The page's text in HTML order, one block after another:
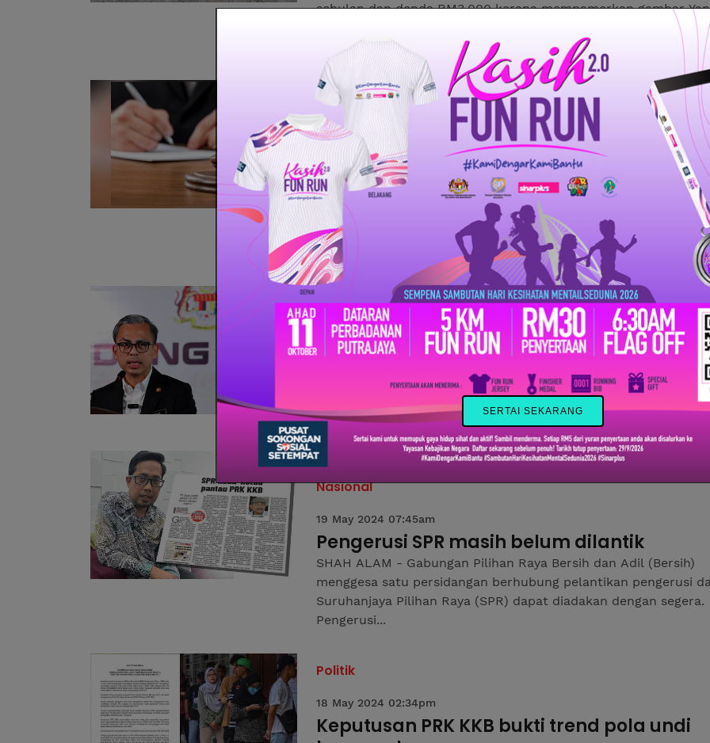
sebulan dan denda RM3,000 kerana mempamerkan gambar
Pertuan Agong ketika kempen Pilihan Raya Kecil (PRK) Kuala
Baharu (KKB), akan...
Semasa
23 May 2024 02:45pm
PRK KKB: Mahkamah Tinggi tolak
salah warga emas pamer gambar Agong
SHAH ALAM - Mahkamah Tinggi di sini menolak pengakuan
seorang warga emas atas pertuduhan mempamerkan gambar
di-Pertuan Agong Sultan Ibrahim pada Pilihan Raya Kecil (PRK)
Dewan Undangan...
Politik
21 May 2024 04:00pm
'Petisyen PRK KKB, kumpul lah bukti' -
PUTRAJAYA - Kerajaan Perpaduan sedia berhadapan dengan
Perikatan Nasional (PN) yang mahu memfailkan petisyen
Kecil (PRK) Kuala Kubu Baharu. Perkara itu dijelaskan oleh
Nasional
19 May 2024 07:45am
Pengerusi SPR masih belum dilantik
SHAH ALAM - Gabungan Pilihan Raya Bersih dan Adil (Bersih)
menggesa satu persidangan berhubung pelantikan pengerusi
Suruhanjaya Pilihan Raya (SPR) dapat diadakan dengan segera.
Pengerusi...
Politik
18 May 2024 02:34pm
Keputusan PRK KKB bukti trend pola undi